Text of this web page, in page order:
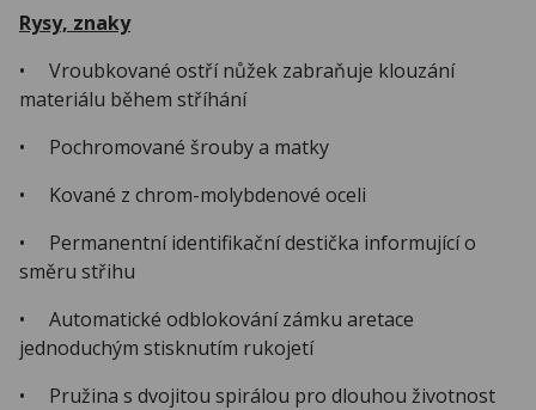
Rysy, znaky
• Vroubkované ostří nůžek zabraňuje klouzání
materiálu během stříhání
• Pochromované šrouby a matky
• Kované z chrom-molybdenové oceli
• Permanentní identifikační destička informující o
směru střihu
• Automatické odblokování zámku aretace
jednoduchým stisknutím rukojetí
• Pružina s dvojitou spirálou pro dlouhou životnost